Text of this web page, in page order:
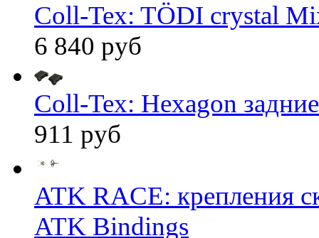
Coll-Tex: TÖDI crystal
6 840 руб
Coll-Tex: Hexagon
911 руб
ATK RACE: крепления
ATK Bindings